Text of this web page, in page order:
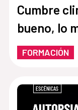
Cumbre
bueno, lo
FORMACIÓN